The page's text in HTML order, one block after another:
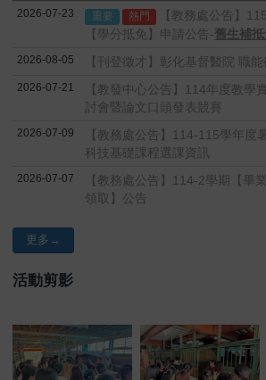
2026-07-23 重要 熱門
【教務處公告】
【學分抵免】申請公告-舊生補
2026-08-05 【刊登徵才】彰化基督醫院 職能
2026-07-21
【教發中心公告】114年度教學
討會暨論文口頭發表競賽
2026-07-09
【教務處公告】114-115學年度
科技基礎課程選課資訊
2026-07-07
【教務處公告】114-2學期【畢
領取】公告
更多→
活動剪影